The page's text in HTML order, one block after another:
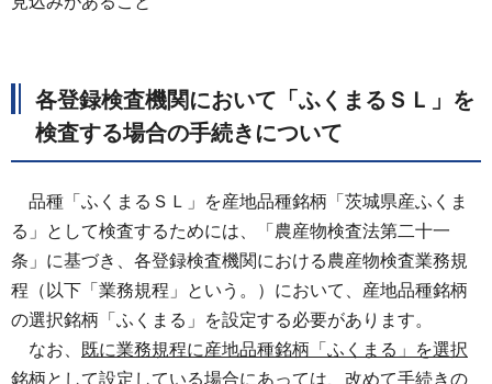
各登録検査機関において「ふくまるＳＬ」を
検査する場合の手続きについて
品種「ふくまるＳＬ」を産地品種銘柄「茨城県産ふくま
る」として検査するためには、「農産物検査法第二十一
条」に基づき、各登録検査機関における農産物検査業務規
程（以下「業務規程」という。）において、産地品種銘柄
の選択銘柄「ふくまる」を設定する必要があります。
なお、
既に業務規程に産地品種銘柄「ふくまる」を選択
銘柄として設定している場合にあっては、改めて手続きの